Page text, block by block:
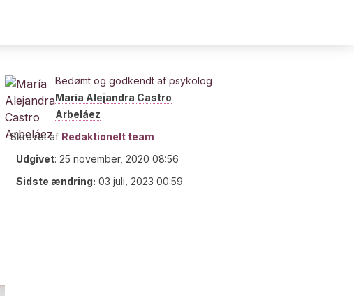
Bedømt og godkendt af psykolog
María Alejandra Castro
Arbeláez
Skrevet af Redaktionelt team
Udgivet: 25 november, 2020 08:56
Sidste ændring: 03 juli, 2023 00:59